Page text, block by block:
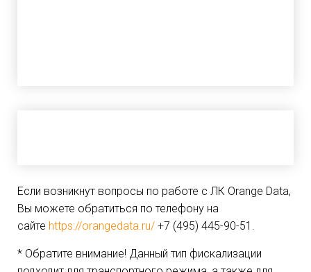
Если возникнут вопросы по работе с ЛК Orange Data,
Вы можете обратиться по телефону на
сайте https://orangedata.ru/ +7 (495) 445-90-51.
* Обратите внимание! Данный тип фискализации